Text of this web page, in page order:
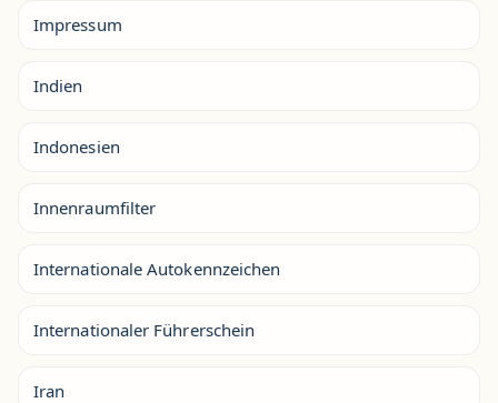
Impressum
Indien
Indonesien
Innenraumfilter
Internationale Autokennzeichen
Internationaler Führerschein
Iran